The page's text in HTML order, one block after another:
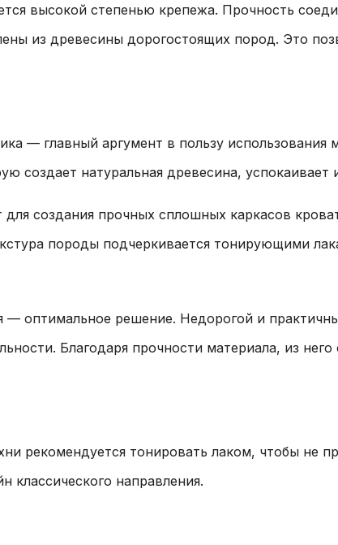
высокой степенью крепежа. Прочность
из древесины дорогостоящих пород. Это
— главный аргумент в пользу использования
создает натуральная древесина, успокаивает
создания прочных сплошных каркасов
породы подчеркивается тонирующими
— оптимальное решение. Недорогой и
Благодаря прочности материала, из
рекомендуется тонировать лаком, чтобы не
классического направления.